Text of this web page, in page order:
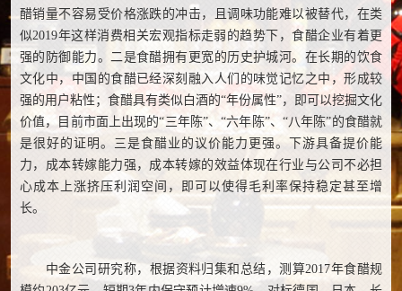
醋销量不容易受价格涨跌的冲击，且调味功能难以被替代，在类
似2019年这样消费相关宏观指标走弱的趋势下，食醋企业有着更
强的防御能力。二是食醋拥有更宽的历史护城河。在长期的饮食
文化中，中国的食醋已经深刻融入人们的味觉记忆之中，形成较
强的用户粘性；食醋具有类似白酒的“年份属性”，即可以挖掘文化
价值，目前市面上出现的“三年陈”、“六年陈”、“八年陈”的食醋就
是很好的证明。三是食醋业的议价能力更强。下游具备提价能
力，成本转嫁能力强，成本转嫁的效益体现在行业与公司不必担
心成本上涨挤压利润空间，即可以使得毛利率保持稳定甚至增
长。
中金公司研究称，根据资料归集和总结，测算2017年食醋规